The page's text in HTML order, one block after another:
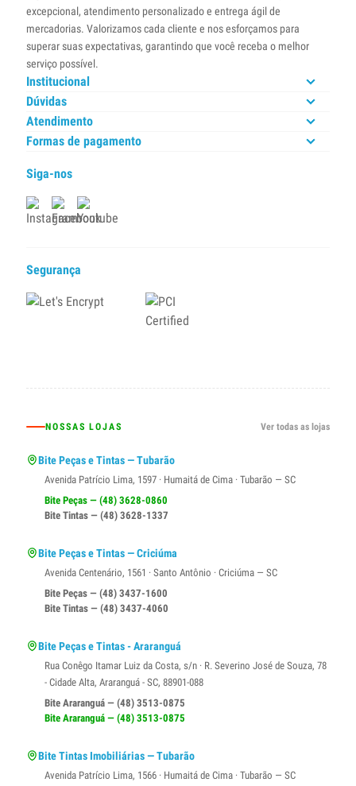
excepcional, atendimento personalizado e entrega ágil de
mercadorias. Valorizamos cada cliente e nos esforçamos para
superar suas expectativas, garantindo que você receba o melhor
serviço possível.
Institucional
Dúvidas
Atendimento
Formas de pagamento
Siga-nos
Segurança
NOSSAS LOJAS Ver todas as lojas
Bite Peças e Tintas — Tubarão
Avenida Patrício Lima, 1597 · Humaitá de Cima · Tubarão — SC
Bite Peças — (48) 3628-0860
Bite Tintas — (48) 3628-1337
Bite Peças e Tintas — Criciúma
Avenida Centenário, 1561 · Santo Antônio · Criciúma — SC
Bite Peças — (48) 3437-1600
Bite Tintas — (48) 3437-4060
Bite Peças e Tintas - Araranguá
Rua Conêgo Itamar Luiz da Costa, s/n · R. Severino José de Souza, 78
- Cidade Alta, Araranguá - SC, 88901-088
Bite Araranguá — (48) 3513-0875
Bite Araranguá — (48) 3513-0875
Bite Tintas Imobiliárias — Tubarão
Avenida Patrício Lima, 1566 · Humaitá de Cima · Tubarão — SC